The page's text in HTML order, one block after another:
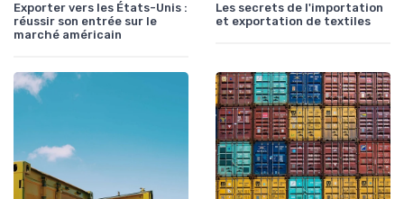
Exporter vers les États-Unis :
réussir son entrée sur le
marché américain
Les secrets de l'importation
et exportation de textiles